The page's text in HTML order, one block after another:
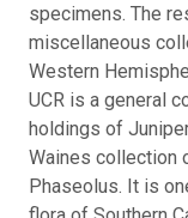
specimens. The
miscellaneous
Western
UCR is a general
holdings of
Waines collection
Phaseolus. It is